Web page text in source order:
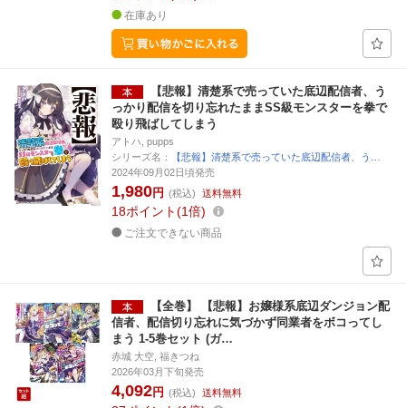
在庫あり
【悲報】清楚系で売っていた底辺配信者、う
っかり配信を切り忘れたままSS級モンスターを拳で
殴り飛ばしてしまう
アトハ, pupps
シリーズ名：
【悲報】清楚系で売っていた底辺配信者、う…
2024年09月02日頃発売
1,980円 (税込) 送料無料
18ポイント 1倍
ご注文できない商品
【全巻】 【悲報】お嬢様系底辺ダンジョン配
信者、配信切り忘れに気づかず同業者をボコってし
まう 1-5巻セット (ガ…
赤城 大空, 福きつね
2026年03月下旬発売
4,092円 (税込) 送料無料